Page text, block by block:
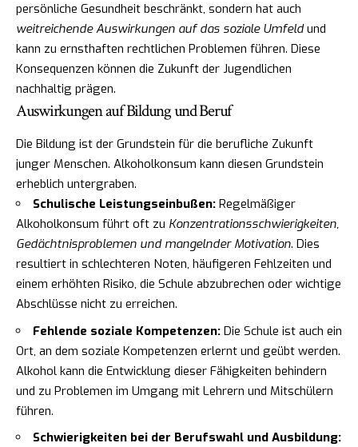
persönliche Gesundheit beschränkt, sondern hat auch
weitreichende Auswirkungen auf das soziale Umfeldund
kann zu ernsthaften rechtlichen Problemen führen. Diese
Konsequenzen können die Zukunft der Jugendlichen
nachhaltig prägen.
Auswirkungen auf Bildung und Beruf
Die Bildung ist der Grundstein für die berufliche Zukunft
junger Menschen. Alkoholkonsum kann diesen Grundstein
erheblich untergraben.
Schulische Leistungseinbußen: Regelmäßiger
Alkoholkonsum führt oft zu Konzentrationsschwierigkeiten,
Gedächtnisproblemen und mangelnder Motivation. Dies
resultiert in schlechteren Noten, häufigeren Fehlzeiten und
einem erhöhten Risiko, die Schule abzubrechen oder wichtige
Abschlüsse nicht zu erreichen.
Fehlende soziale Kompetenzen: Die Schule ist auch ein
Ort, an dem soziale Kompetenzen erlernt und geübt werden.
Alkohol kann die Entwicklung dieser Fähigkeiten behindern
und zu Problemen im Umgang mit Lehrern und Mitschülern
führen.
Schwierigkeiten bei der Berufswahl und Ausbildung: